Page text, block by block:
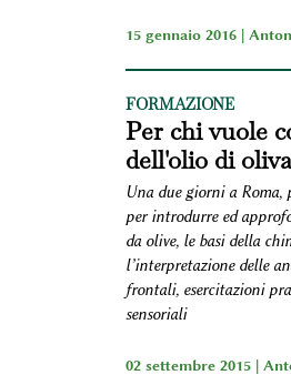
15 gennaio 2016 |
FORMAZIONE
Per chi vuole
dell'olio di oliva
Una due giorni a Roma,
per introdurre ed
da olive, le basi della
l’interpretazione delle
frontali, esercitazioni
sensoriali
02 settembre 2015 |